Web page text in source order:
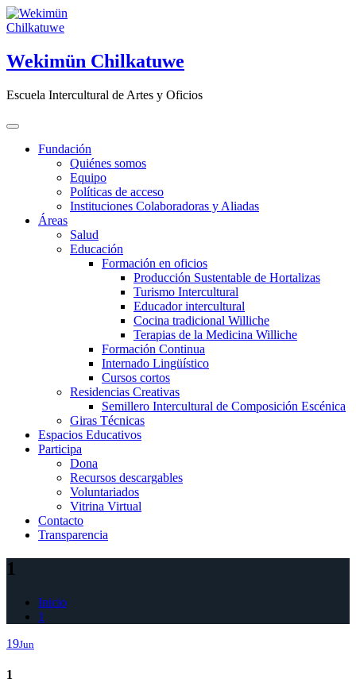
Saltar
al
Wekimün Chilkatuwe
Escuela Intercultural de Artes y Oficios
Fundación
Quiénes somos
Equipo
Políticas de acceso
Instituciones Colaboradoras y Aliadas
Áreas
Salud
Educación
Formación en oficios
Producción Sustentable de Hortalizas
Turismo Intercultural
Educador intercultural
Cocina tradicional Williche
Terapias de la Medicina Williche
Formación Continua
Internado Lingüístico
Cursos cortos
Residencias Creativas
Semillero Intercultural de Composición Escénica
Giras Técnicas
Espacios Educativos
Participa
Dona
Recursos descargables
Voluntariados
Vitrina Virtual
Contacto
Transparencia
1
Inicio
1
19Jun
1